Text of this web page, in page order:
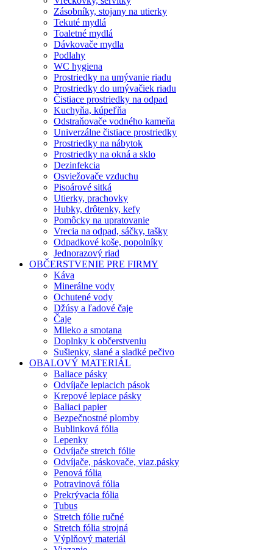
Zásobníky, stojany na utierky
Tekuté mydlá
Toaletné mydlá
Dávkovače mydla
Podlahy
WC hygiena
Prostriedky na umývanie riadu
Prostriedky do umývačiek riadu
Čistiace prostriedky na odpad
Kuchyňa, kúpeľňa
Odstraňovače vodného kameňa
Univerzálne čistiace prostriedky
Prostriedky na nábytok
Prostriedky na okná a sklo
Dezinfekcia
Osviežovače vzduchu
Pisoárové sitká
Utierky, prachovky
Hubky, drôtenky, kefy
Pomôcky na upratovanie
Vrecia na odpad, sáčky, tašky
Odpadkové koše, popolníky
Jednorazový riad
OBČERSTVENIE PRE FIRMY
Káva
Minerálne vody
Ochutené vody
Džúsy a ľadové čaje
Čaje
Mlieko a smotana
Doplnky k občerstveniu
Sušienky, slané a sladké pečivo
OBALOVÝ MATERIÁL
Baliace pásky
Odvíjače lepiacich pások
Krepové lepiace pásky
Baliaci papier
Bezpečnostné plomby
Bublinková fólia
Lepenky
Odvíjače stretch fólie
Odvíjače, páskovače, viaz.pásky
Penová fólia
Potravinová fólia
Prekrývacia fólia
Tubus
Stretch fólie ručné
Stretch fólia strojná
Výplňový materiál